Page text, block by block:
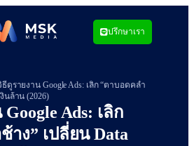
ปรึกษาเรา
ธีดูรายงาน Google Ads: เลิก “ตาบอดคลำ
นล้าน (2026)
Ads: เลิก
าง” เปลี่ยน Data